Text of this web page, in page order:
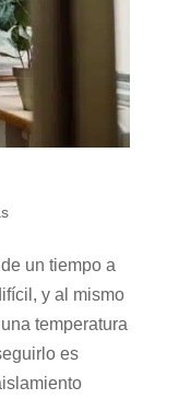
un tiempo a
y al mismo
temperatura
es